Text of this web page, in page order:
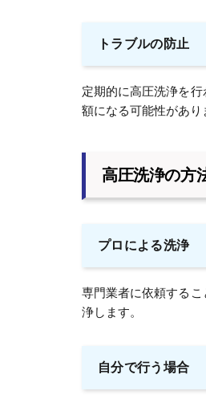
トラブルの防止
定期的に高圧洗浄を
額になる可能性があり
高圧洗浄の方
プロによる洗浄
専門業者に依頼する
浄します。
自分で行う場合